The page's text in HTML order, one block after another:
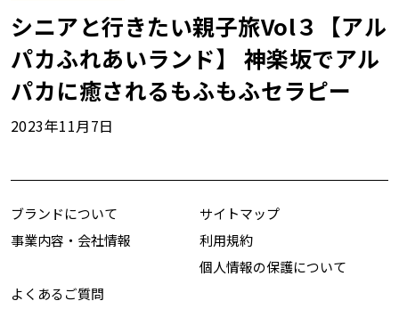
シニアと行きたい親子旅Vol３【アル
パカふれあいランド】 神楽坂でアル
パカに癒されるもふもふセラピー
2023年11月7日
ブランドについて
事業内容・会社情報
サイトマップ
利用規約
個人情報の保護について
よくあるご質問